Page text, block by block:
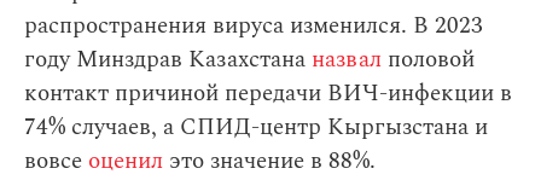
распространения вируса изменился. В 2023
году Минздрав Казахстана назвал половой
контакт причиной передачи ВИЧ-инфекции в
74% случаев, а СПИД-центр Кыргызстана и
вовсе оценил это значение в 88%.